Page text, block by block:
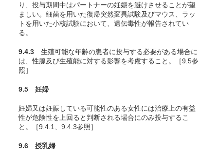
り、投与期間中はパートナーの妊娠を避けさせることが望
ましい。細菌を用いた復帰突然変異試験及びマウス、ラッ
トを用いた小核試験において、遺伝毒性が報告されてい
る 。
9.4.3 生殖可能な年齢の患者に投与する必要がある場合に
は、性腺及び生殖能に対する影響を考慮すること。［9.5参
照］
9.5 妊婦
妊婦又は妊娠している可能性のある女性には治療上の有益
性が危険性を上回ると判断される場合にのみ投与するこ
と。［9.4.1、9.4.3参照］
9.6 授乳婦